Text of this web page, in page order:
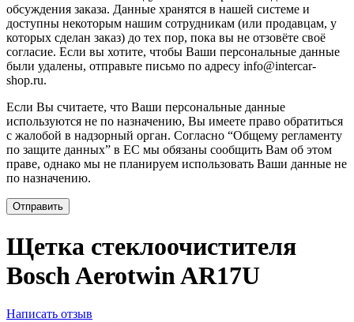
обсуждения заказа. Данные хранятся в нашей системе и
доступны некоторым нашим сотрудникам (или продавцам, у
которых сделан заказ) до тех пор, пока вы не отзовёте своё
согласие. Если вы хотите, чтобы Ваши персональные данные
были удалены, отправьте письмо по адресу info@intercar-
shop.ru.
Если Вы считаете, что Ваши персональные данные
используются не по назначению, Вы имеете право обратиться
с жалобой в надзорный орган. Согласно “Общему регламенту
по защите данных” в ЕС мы обязаны сообщить Вам об этом
праве, однако мы не планируем использовать Ваши данные не
по назначению.
Отправить
Щетка стеклоочистителя
Bosch Aerotwin AR17U
Написать отзыв